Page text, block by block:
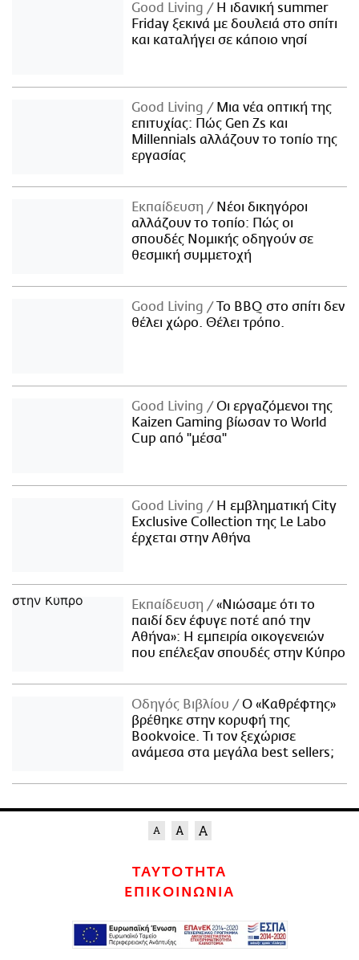
Good Living
Η ιδανική summer
Friday ξεκινά με δουλειά στο σπίτι
και καταλήγει σε κάποιο νησί
Good Living
Μια νέα οπτική της
επιτυχίας: Πώς Gen Zs και
Millennials αλλάζουν το τοπίο της
εργασίας
Εκπαίδευση
Νέοι δικηγόροι
αλλάζουν το τοπίο: Πώς οι
σπουδές Νομικής οδηγούν σε
θεσμική συμμετοχή
Good Living
Το BBQ στο σπίτι δεν
θέλει χώρο. Θέλει τρόπο.
Good Living
Οι εργαζόμενοι της
Kaizen Gaming βίωσαν το World
Cup από "μέσα"
Good Living
Η εμβληματική City
Exclusive Collection της Le Labo
έρχεται στην Αθήνα
Εκπαίδευση
«Νιώσαμε ότι το
παιδί δεν έφυγε ποτέ από την
Αθήνα»: Η εμπειρία οικογενειών
που επέλεξαν σπουδές στην Κύπρο
Οδηγός Βιβλίου
Ο «Καθρέφτης»
βρέθηκε στην κορυφή της
Bookvoice. Τι τον ξεχώρισε
ανάμεσα στα μεγάλα best sellers;
ΤΑΥΤΟΤΗΤΑ
ΕΠΙΚΟΙΝΩΝΙΑ